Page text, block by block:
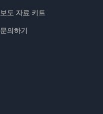
보도 자료 키트
문의하기